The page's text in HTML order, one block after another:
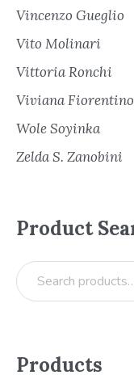
Vincenzo Gueglio
Vito Molinari
Vittoria Ronchi
Viviana Fiorentino
Wole Soyinka
Zelda S. Zanobini
Product
Products